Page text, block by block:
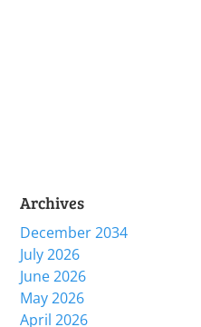
Archives
December 2034
July 2026
June 2026
May 2026
April 2026